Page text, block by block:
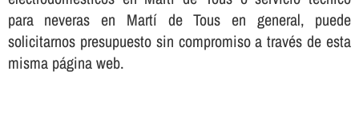
para neveras en Martí de Tous en general, puede
solicitarnos presupuesto sin compromiso a través de esta
misma página web.